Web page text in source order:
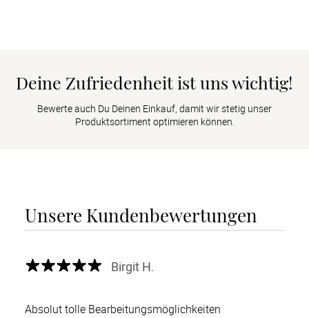
Deine Zufriedenheit ist uns wichtig!
Bewerte auch Du Deinen Einkauf, damit wir stetig unser
Produktsortiment optimieren können.
Unsere Kundenbewertungen
Birgit H.
Absolut tolle Bearbeitungsmöglichkeiten